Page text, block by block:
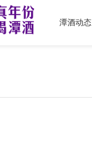
潭酒动态